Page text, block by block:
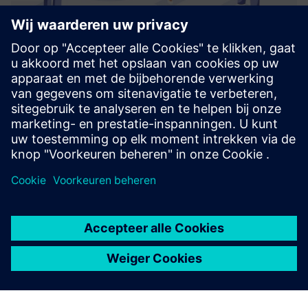
CoNet Smart Batch Connect
Smart Batch Connect is een abstractielaag bovenop Simatic
Batch die integratie met verschillende systemen (ERP,
MOM, Cloud, Web) mogelijk maakt.
Meer informatie